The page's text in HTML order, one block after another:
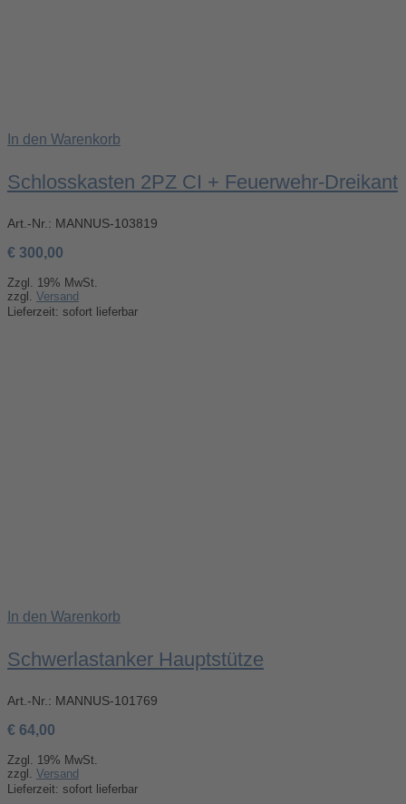
In den Warenkorb
Schlosskasten 2PZ CI + Feuerwehr-Dreikant
Art.-Nr.: MANNUS-103819
€ 300,00
Zzgl. 19% MwSt.
zzgl. Versand
Lieferzeit: sofort lieferbar
In den Warenkorb
Schwerlastanker Hauptstütze
Art.-Nr.: MANNUS-101769
€ 64,00
Zzgl. 19% MwSt.
zzgl. Versand
Lieferzeit: sofort lieferbar